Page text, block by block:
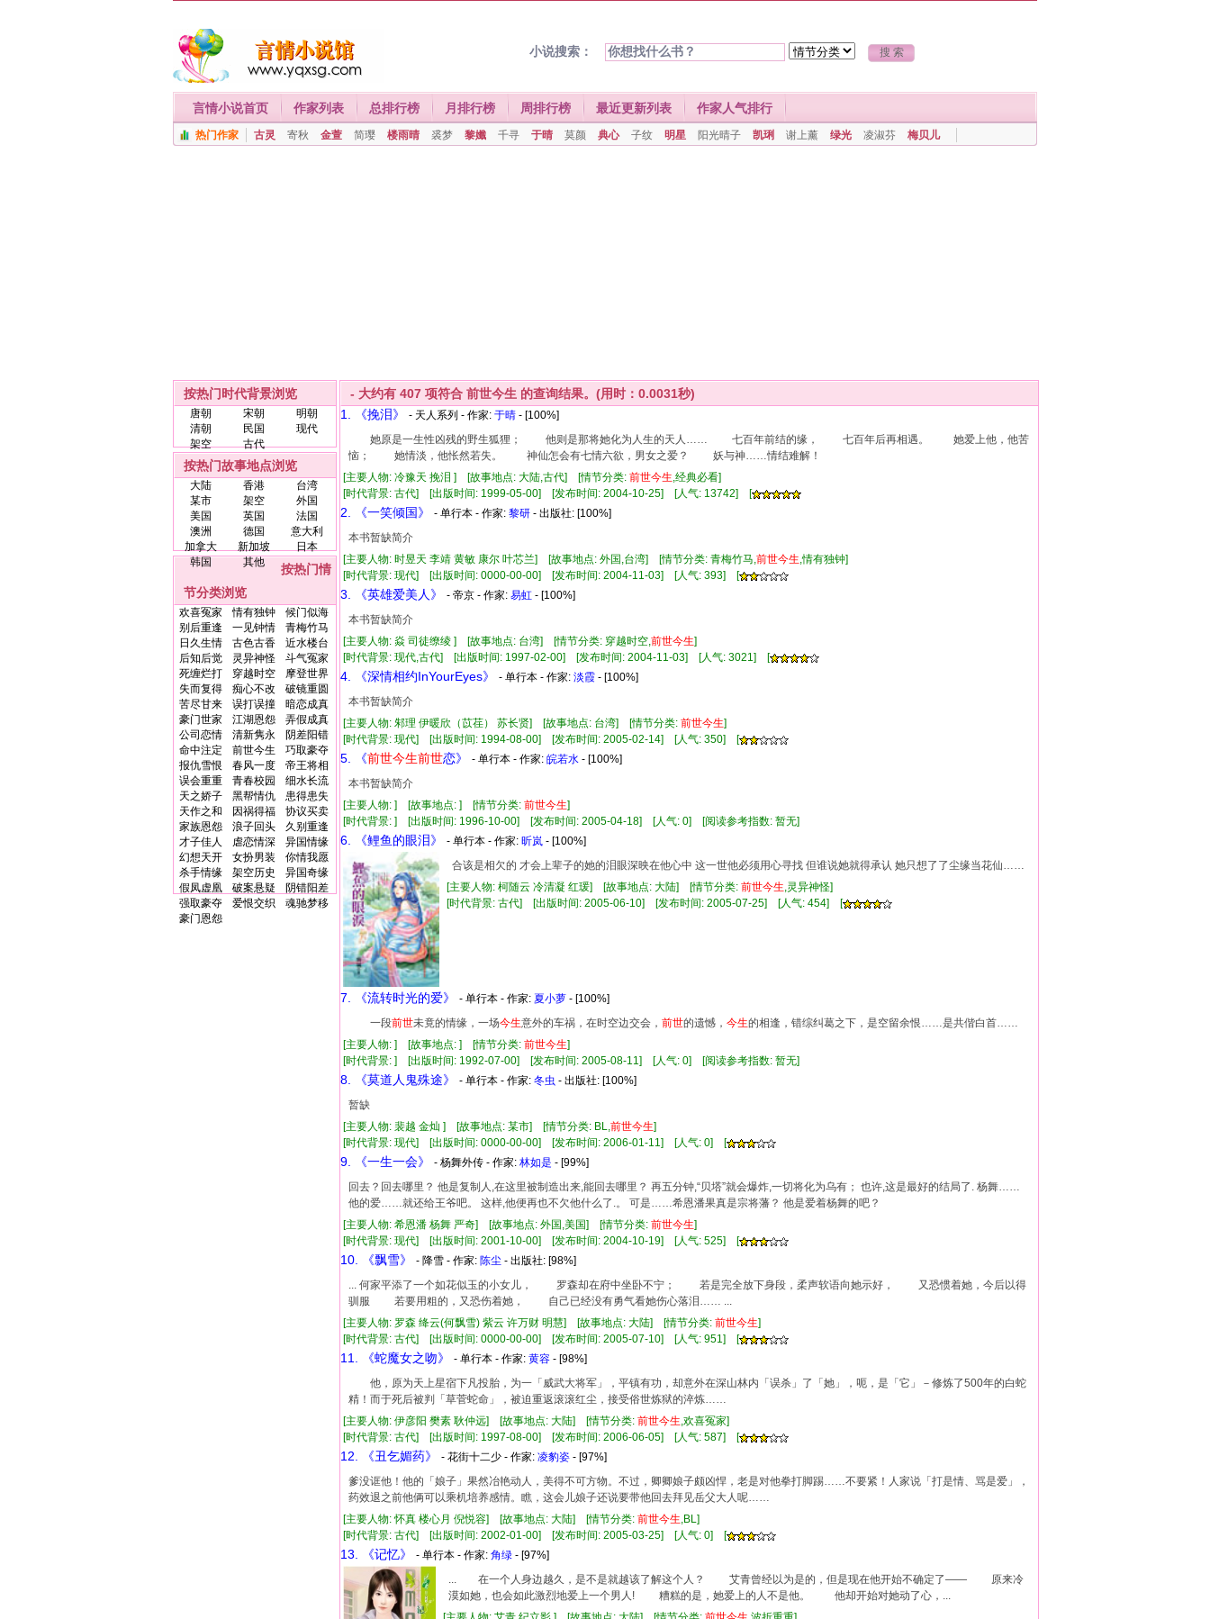
小说搜索：
言情小说首页 作家列表 总排行榜 月排行榜 周排行榜 最近更新列表 作家人气排行
热门作家 古灵 寄秋 金萱 简璎 楼雨晴 裘梦 黎孅 千寻 于晴 莫颜 典心 子纹 明星 阳光晴子 凯琍 谢上薰 绿光 凌淑芬 梅贝儿
按热门时代背景浏览
唐朝 宋朝
明朝
清朝
民国
现代
架空
古代
按热门故事地点浏览
大陆 香港
台湾
某市
架空
外国
美国
英国
法国
澳洲
德国
意大利
加拿大
新加坡
日本
韩国
其他
按热门情
节分类浏览
欢喜冤家 情有独钟
候门似海
别后重逢
一见钟情
青梅竹马
日久生情
古色古香
近水楼台
后知后觉
灵异神怪
斗气冤家
死缠烂打
穿越时空
摩登世界
失而复得
痴心不改
破镜重圆
苦尽甘来
误打误撞
暗恋成真
豪门世家
江湖恩怨
弄假成真
公司恋情
清新隽永
阴差阳错
命中注定
前世今生
巧取豪夺
报仇雪恨
春风一度
帝王将相
误会重重
青春校园
细水长流
天之娇子
黑帮情仇
患得患失
天作之和
因祸得福
协议买卖
家族恩怨
浪子回头
久别重逢
才子佳人
虐恋情深
异国情缘
幻想天开
女扮男装
你情我愿
杀手情缘
架空历史
异国奇缘
假凤虚凰
破案悬疑
阴错阳差
强取豪夺
爱恨交织
魂驰梦移
豪门恩怨
- 大约有 407 项符合 前世今生 的查询结果。(用时：0.0031秒)
1. 《挽泪》
- 天人系列 - 作家: 于晴 - [100%]
她原是一生性凶残的野生狐狸； 他则是那将她化为人生的天人…… 七百年前结的缘， 七百年后再相遇。 她爱上他，他苦
恼； 她情淡，他怅然若失。 神仙怎会有七情六欲，男女之爱？ 妖与神……情结难解！
[主要人物: 冷豫天 挽泪 ] [故事地点: 大陆,古代] [情节分类: 前世今生,经典必看]
[时代背景: 古代] [出版时间: 1999-05-00] [发布时间: 2004-10-25] [人气: 13742] [
2. 《一笑倾国》 - 单行本 - 作家: 黎研 - 出版社: [100%]
本书暂缺简介
[主要人物: 时昱天 李靖 黄敏 康尔 叶芯兰] [故事地点: 外国,台湾] [情节分类: 青梅竹马,前世今生,情有独钟]
[时代背景: 现代] [出版时间: 0000-00-00] [发布时间: 2004-11-03] [人气: 393] [
3. 《英雄爱美人》 - 帝京 - 作家: 易虹 - [100%]
本书暂缺简介
[主要人物: 焱 司徒缭绫 ] [故事地点: 台湾] [情节分类: 穿越时空,前世今生]
[时代背景: 现代,古代] [出版时间: 1997-02-00] [发布时间: 2004-11-03] [人气: 3021] [
4. 《深情相约InYourEyes》 - 单行本 - 作家: 淡霞 - [100%]
本书暂缺简介
[主要人物: 邾理 伊暖欣（苡荏） 苏长贤] [故事地点: 台湾] [情节分类: 前世今生]
[时代背景: 现代] [出版时间: 1994-08-00] [发布时间: 2005-02-14] [人气: 350] [
5. 《前世今生前世恋》 - 单行本 - 作家: 皖若水 - [100%]
本书暂缺简介
[主要人物: ] [故事地点: ] [情节分类: 前世今生]
[时代背景: ] [出版时间: 1996-10-00] [发布时间: 2005-04-18] [人气: 0] [阅读参考指数: 暂无]
6. 《鲤鱼的眼泪》 - 单行本 - 作家: 昕岚 - [100%]
合该是相欠的 才会上辈子的她的泪眼深映在他心中 这一世他必须用心寻找 但谁说她就得承认 她只想了了尘缘当花仙……
[主要人物: 柯随云 冷清凝 红瑗] [故事地点: 大陆] [情节分类: 前世今生,灵异神怪]
[时代背景: 古代] [出版时间: 2005-06-10] [发布时间: 2005-07-25] [人气: 454] [
7. 《流转时光的爱》 - 单行本 - 作家: 夏小萝 - [100%]
一段前世未竟的情缘，一场今生意外的车祸，在时空边交会， 前世的遗憾， 今生的相逢，错综纠葛之下，是空留余恨……是共偕白首……
[主要人物: ] [故事地点: ] [情节分类: 前世今生]
[时代背景: ] [出版时间: 1992-07-00] [发布时间: 2005-08-11] [人气: 0] [阅读参考指数: 暂无]
8. 《莫道人鬼殊途》 - 单行本 - 作家: 冬虫 - 出版社: [100%]
暂缺
[主要人物: 裴越 金灿 ] [故事地点: 某市] [情节分类: BL,前世今生]
[时代背景: 现代] [出版时间: 0000-00-00] [发布时间: 2006-01-11] [人气: 0] [
9. 《一生一会》 - 杨舞外传 - 作家: 林如是 - [99%]
回去？回去哪里？ 他是复制人,在这里被制造出来,能回去哪里？ 再五分钟,“贝塔”就会爆炸,一切将化为乌有； 也许,这是最好的结局了. 杨舞……
他的爱……就还给王爷吧。 这样,他便再也不欠他什么了.。 可是……希恩潘果真是宗将藩？ 他是爱着杨舞的吧？
[主要人物: 希恩潘 杨舞 严奇] [故事地点: 外国,美国] [情节分类: 前世今生]
[时代背景: 现代] [出版时间: 2001-10-00] [发布时间: 2004-10-19] [人气: 525] [
10. 《飘雪》 - 降雪 - 作家: 陈尘 - 出版社: [98%]
... 何家平添了一个如花似玉的小女儿， 罗森却在府中坐卧不宁； 若是完全放下身段，柔声软语向她示好， 又恐惯着她，今后以得
驯服 若要用粗的，又恐伤着她， 自己已经没有勇气看她伤心落泪…… ...
[主要人物: 罗森 绛云(何飘雪) 紫云 许万财 明慧] [故事地点: 大陆] [情节分类: 前世今生]
[时代背景: 古代] [出版时间: 0000-00-00] [发布时间: 2005-07-10] [人气: 951] [
11. 《蛇魔女之吻》 - 单行本 - 作家: 黄容 - [98%]
他，原为天上星宿下凡投胎，为一「威武大将军」，平镇有功，却意外在深山林内「误杀」了「她」，呃，是「它」－修炼了500年的白蛇
精！而于死后被判「草菅蛇命」，被迫重返滚滚红尘，接受俗世炼狱的淬炼……
[主要人物: 伊彦阳 樊素 耿仲远] [故事地点: 大陆] [情节分类: 前世今生,欢喜冤家]
[时代背景: 古代] [出版时间: 1997-08-00] [发布时间: 2006-06-05] [人气: 587] [
12. 《丑乞媚药》 - 花街十二少 - 作家: 凌豹姿 - [97%]
爹没诓他！他的「娘子」果然冶艳动人，美得不可方物。不过，卿卿娘子颇凶悍，老是对他拳打脚踢……不要紧！人家说「打是情、骂是爱」，
药效退之前他俩可以乘机培养感情。瞧，这会儿娘子还说要带他回去拜见岳父大人呢……
[主要人物: 怀真 楼心月 倪悦容] [故事地点: 大陆] [情节分类: 前世今生,BL]
[时代背景: 古代] [出版时间: 2002-01-00] [发布时间: 2005-03-25] [人气: 0] [
13. 《记忆》 - 单行本 - 作家: 角绿 - [97%]
... 在一个人身边越久，是不是就越该了解这个人？ 艾青曾经以为是的，但是现在他开始不确定了—— 原来冷
漠如她，也会如此激烈地爱上一个男人! 糟糕的是，她爱上的人不是他。 他却开始对她动了心，...